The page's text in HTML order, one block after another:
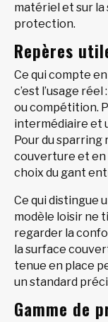
matériel et sur la
protection.
Repères
Ce qui compte
c’est l’usage
ou compétition.
intermédiaire et
Pour du sparring
couverture et en
choix du gant
Ce qui distingue
modèle loisir ne
regarder la
la surface
tenue en place
un standard
Gamme de